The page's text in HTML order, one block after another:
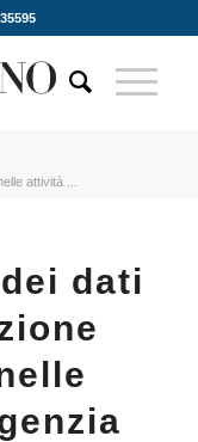
attività ...
dati